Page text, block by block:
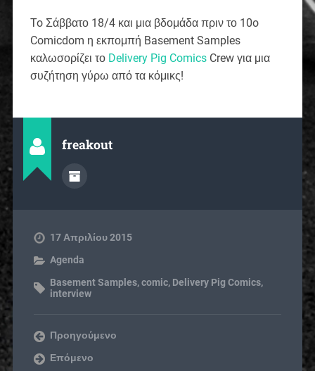
To Σάββατο 18/4 και μια βδομάδα πριν το 10o
Comicdom η εκπομπή Basement Samples
καλωσορίζει το Delivery Pig ComicsCrew για μια
συζήτηση γύρω από τα κόμικς!
freakout
17 Απριλίου 2015
Agenda
Basement Samples,comic, Delivery Pig Comics,
interview
Προηγούμενο
Επόμενο